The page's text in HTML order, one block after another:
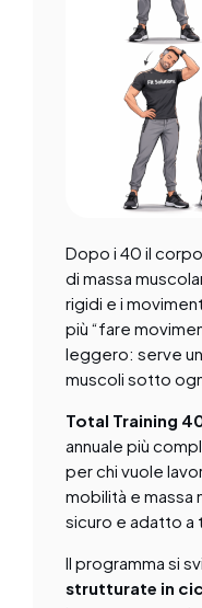
Dopo i 40 il
di massa
rigidi e i
più “fare
leggero: serve
muscoli sotto
Total Training
annuale più
per chi vuole
mobilità e massa
sicuro e adatto a
Il programma si
strutturate in